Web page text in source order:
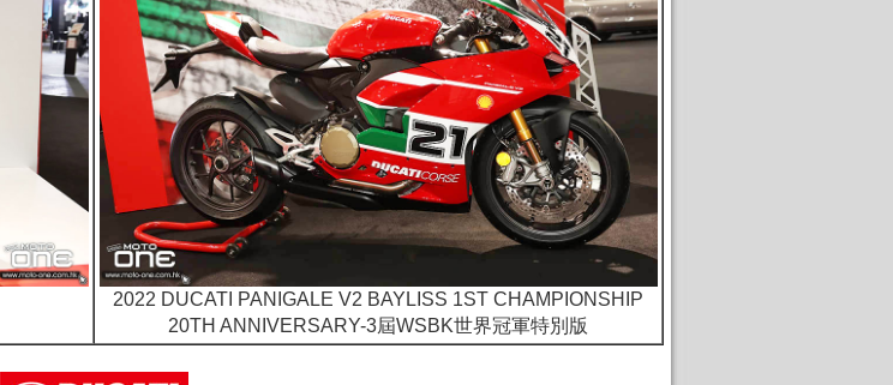
2022 DUCATI PANIGALE V2 BAYLISS 1ST CHAMPIONSHIP
20TH ANNIVERSARY-3屆WSBK世界冠軍特別版